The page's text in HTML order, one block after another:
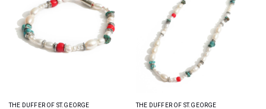
THE DUFFER OF ST.GEORGE THE DUFFER OF ST.GEORGE